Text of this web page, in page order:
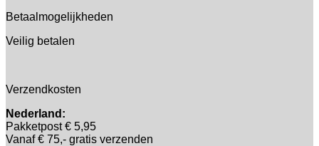
Betaalmogelijkheden
Veilig betalen
Verzendkosten
Nederland:
Pakketpost € 5,95
Vanaf € 75,- gratis verzenden